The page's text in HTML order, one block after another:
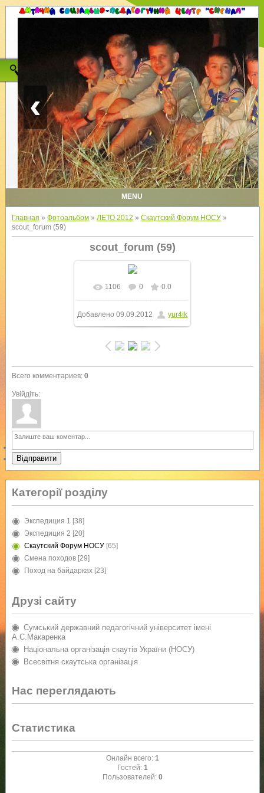
‹
MENU
Главная » Фотоальбом» ЛЕТО 2012 » Скаутский Форум НОСУ»
scout_forum (59)
scout_forum (59)
В реальном размере
600x800/ 288.4Kb
1106 0 0.0
Добавлено 09.09.2012 yur4ik
Всего комментариев: 0
Увійдіть:
Відправити
Категорії розділу
Экспедиция 1 [38]
Экспедиция 2 [20]
Скаутский Форум НОСУ [65]
Смена походов [29]
Поход на байдарках [23]
Друзі сайту
Сумський державний педагогічний університет імені
А.С.Макаренка
Національна організація скаутів України (НОСУ)
Всесвітня скаутська організація
Нас переглядають
Статистика
Онлайн всего: 1
Гостей: 1
Пользователей: 0